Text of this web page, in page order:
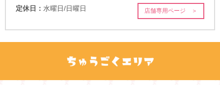
定休日： 水曜日/日曜日 店舗専用ページ ＞